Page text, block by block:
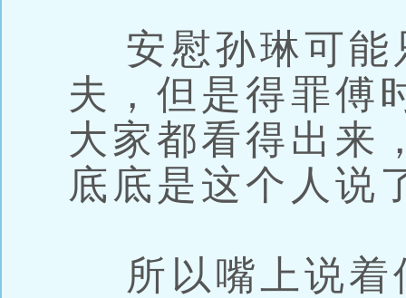
安慰孙琳可能
夫，但是得罪傅
大家都看得出来
底底是这个人说
所以嘴上说着